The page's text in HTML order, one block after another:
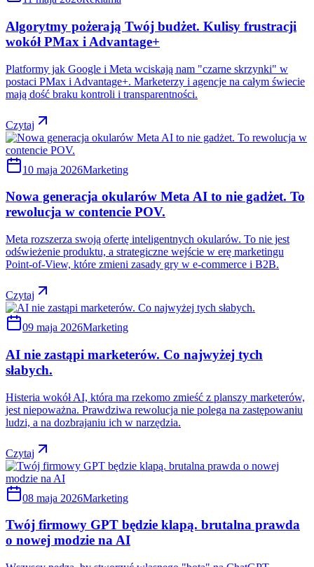
Algorytmy pożerają Twój budżet. Kulisy frustracji
wokół PMax i Advantage+
Platformy jak Google i Meta wciskają nam "czarne skrzynki" w
postaci PMax i Advantage+. Marketerzy i agencje na całym świecie
mają dość braku kontroli i transparentności.
Czytaj
10 maja 2026Marketing
Nowa generacja okularów Meta AI to nie gadżet. To
rewolucja w contencie POV.
Meta rozszerza swoją ofertę inteligentnych okularów. To nie jest
odświeżenie produktu, a strategiczne wejście w erę marketingu
Point-of-View, które zmieni zasady gry w e-commerce i B2B.
Czytaj
09 maja 2026Marketing
AI nie zastąpi marketerów. Co najwyżej tych
słabych.
Histeria wokół AI, która ma rzekomo zmieść z planszy marketerów,
jest niepoważna. Prawdziwa rewolucja nie polega na zastępowaniu
ludzi, a na dozbrajaniu ich w narzędzia.
Czytaj
08 maja 2026Marketing
Twój firmowy GPT będzie klapą. brutalna prawda
o nowej modzie na AI